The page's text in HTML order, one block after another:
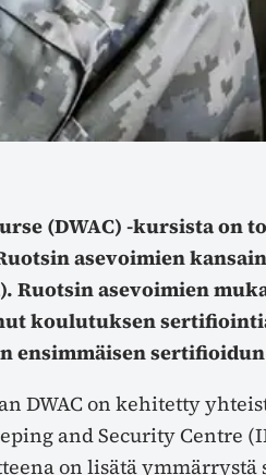
(DWAC) -kursista on
asevoimien
asevoimien
koulutuksen sertifiointia
ensimmäisen
DWAC on kehitetty
and Security Centre
on lisätä